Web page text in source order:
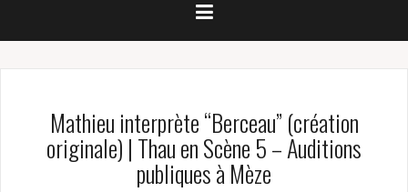
Mathieu interprète “Berceau” (création
originale) | Thau en Scène 5 – Auditions
publiques à Mèze